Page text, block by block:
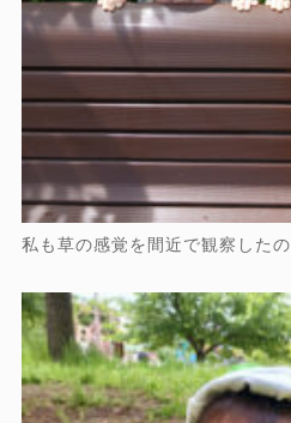
私も草の感覚を間近で観察したの